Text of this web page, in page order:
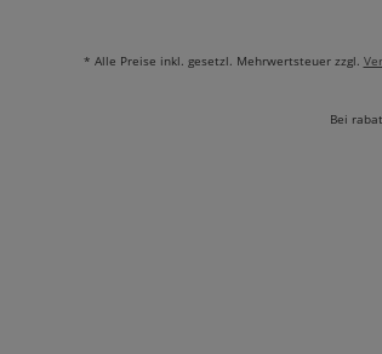
* Alle Preise inkl. gesetzl. Mehrwertsteuer zzgl.
Bei